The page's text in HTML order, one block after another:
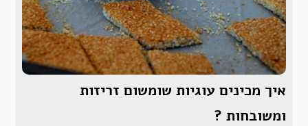
איך מכינים עוגיות שומשום זריזות
ומשובחות ?